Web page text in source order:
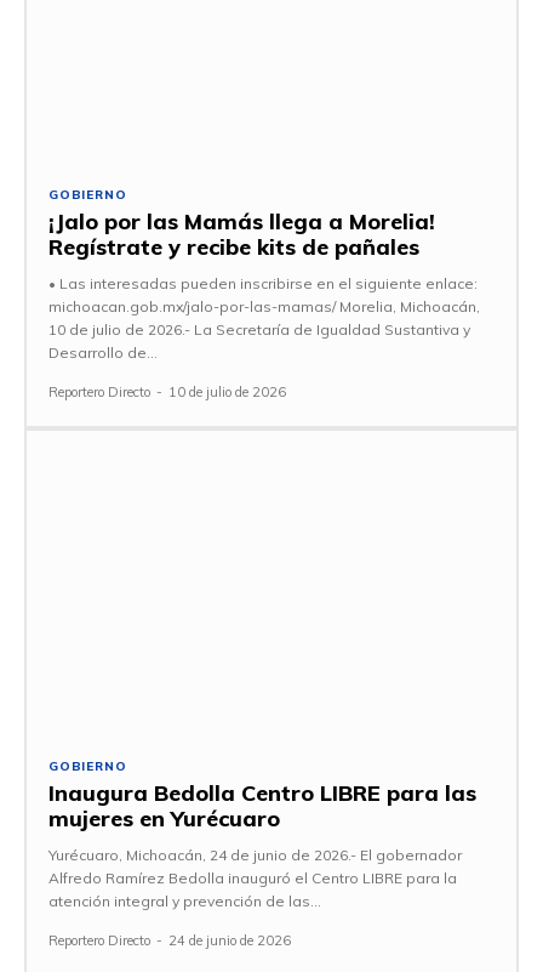
GOBIERNO
¡Jalo por las Mamás llega a Morelia!
Regístrate y recibe kits de pañales
• Las interesadas pueden inscribirse en el siguiente enlace:
michoacan.gob.mx/jalo-por-las-mamas/ Morelia, Michoacán,
10 de julio de 2026.- La Secretaría de Igualdad Sustantiva y
Desarrollo de...
Reportero Directo - 10 de julio de 2026
GOBIERNO
Inaugura Bedolla Centro LIBRE para las
mujeres en Yurécuaro
Yurécuaro, Michoacán, 24 de junio de 2026.- El gobernador
Alfredo Ramírez Bedolla inauguró el Centro LIBRE para la
atención integral y prevención de las...
Reportero Directo - 24 de junio de 2026